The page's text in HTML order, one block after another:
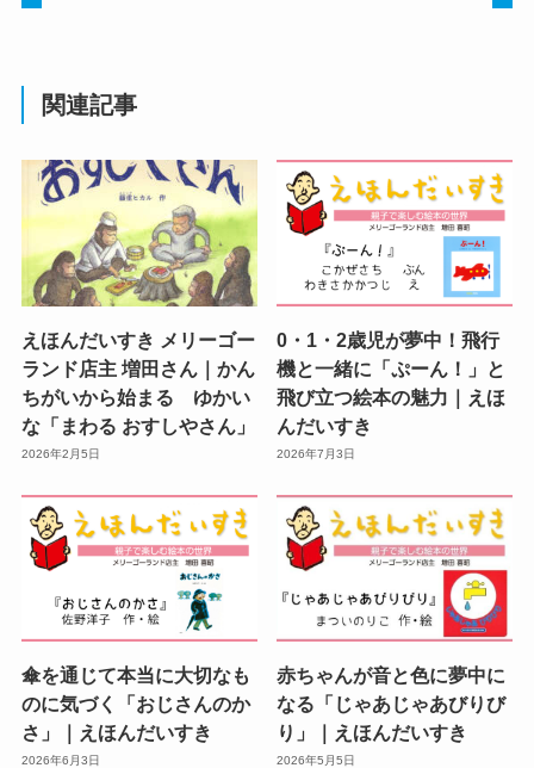
関連記事
えほんだいすき メリーゴー
ランド店主 増田さん｜かん
ちがいから始まる ゆかい
な「まわる おすしやさん」
2026年2月5日
0・1・2歳児が夢中！飛行
機と一緒に「ぷーん！」と
飛び立つ絵本の魅力｜えほ
んだいすき
2026年7月3日
傘を通じて本当に大切なも
のに気づく「おじさんのか
さ」｜えほんだいすき
2026年6月3日
赤ちゃんが音と色に夢中に
なる「じゃあじゃあびりび
り」｜えほんだいすき
2026年5月5日